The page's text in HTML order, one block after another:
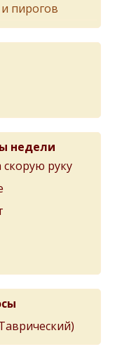
пирогов
недели
руку